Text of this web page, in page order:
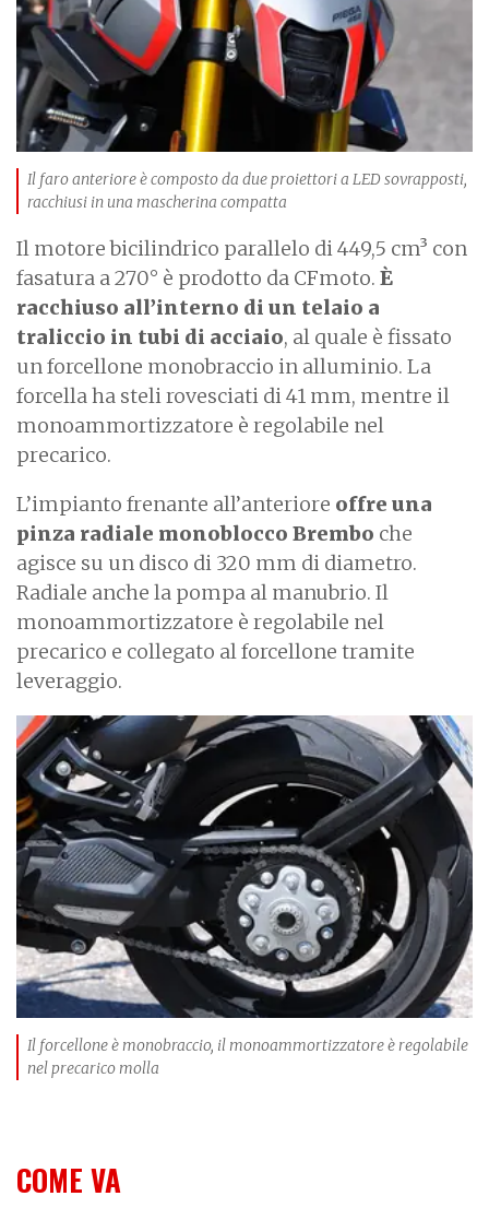
Il faro anteriore è composto da due proiettori a LED sovrapposti,
racchiusi in una mascherina compatta
Il motore bicilindrico parallelo di 449,5 cm³ con
fasatura a 270° è prodotto da CFmoto. È
racchiuso all’interno di un telaio a
traliccio in tubi di acciaio, al quale è fissato
un forcellone monobraccio in alluminio. La
forcella ha steli rovesciati di 41 mm, mentre il
monoammortizzatore è regolabile nel
precarico.
L’impianto frenante all’anteriore offre una
pinza radiale monoblocco Brembo che
agisce su un disco di 320 mm di diametro.
Radiale anche la pompa al manubrio. Il
monoammortizzatore è regolabile nel
precarico e collegato al forcellone tramite
leveraggio.
I
m
a
g
e
Il forcellone è monobraccio, il monoammortizzatore è regolabile
nel precarico molla
COME VA